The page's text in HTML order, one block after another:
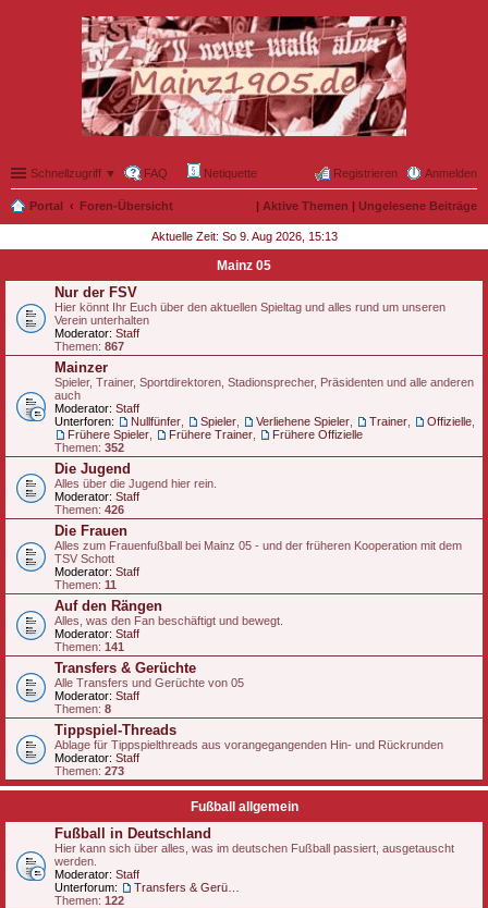
Schnellzugriff ▼ FAQ Netiquette Anmelden
Registrieren
Portal Foren-Übersicht | Aktive Themen | Ungelesene Beiträge
Aktuelle Zeit: So 9. Aug 2026, 15:13
Mainz 05
Nur der FSV
Hier könnt Ihr Euch über den aktuellen Spieltag und alles rund um unseren
Verein unterhalten
Moderator: Staff
Themen: 867
Mainzer
Spieler, Trainer, Sportdirektoren, Stadionsprecher, Präsidenten und alle anderen
auch
Moderator: Staff
Unterforen:
Nullfünfer Spieler Verliehene Spieler Trainer Offizielle
Frühere Spieler
Frühere Trainer
Frühere Offizielle
Themen: 352
Die Jugend
Alles über die Jugend hier rein.
Moderator: Staff
Themen: 426
Die Frauen
Alles zum Frauenfußball bei Mainz 05 - und der früheren Kooperation mit dem
TSV Schott
Moderator: Staff
Themen: 11
Auf den Rängen
Alles, was den Fan beschäftigt und bewegt.
Moderator: Staff
Themen: 141
Transfers & Gerüchte
Alle Transfers und Gerüchte von 05
Moderator: Staff
Themen: 8
Tippspiel-Threads
Ablage für Tippspielthreads aus vorangegangenden Hin- und Rückrunden
Moderator: Staff
Themen: 273
Fußball allgemein
Fußball in Deutschland
Hier kann sich über alles, was im deutschen Fußball passiert, ausgetauscht
werden.
Moderator: Staff
Unterforum:
Themen: 122